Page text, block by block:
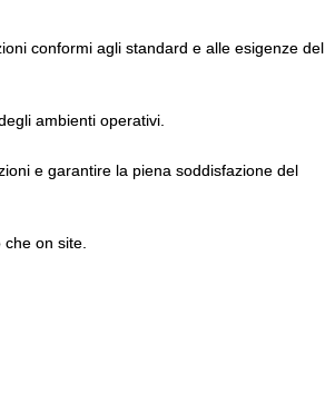
conformi agli standard e alle esigenze del
ambienti operativi.
e garantire la piena soddisfazione del
on site.